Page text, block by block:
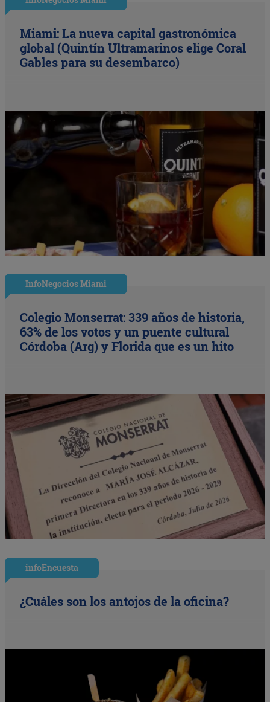
Miami: La nueva capital gastronómica
global (Quintín Ultramarinos elige Coral
Gables para su desembarco)
InfoNegocios Miami
Colegio Monserrat: 339 años de historia,
63% de los votos y un puente cultural
Córdoba (Arg) y Florida que es un hito
infoEncuesta
¿Cuáles son los antojos de la oficina?